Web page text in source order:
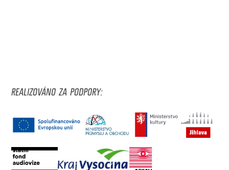
REALIZOVÁNO ZA PODPORY: